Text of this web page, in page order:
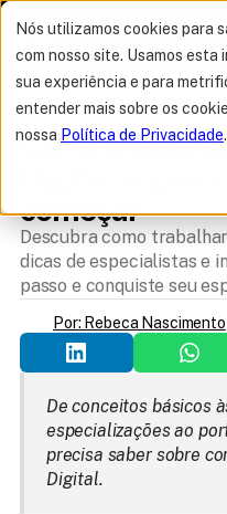
Nós utilizamos cookies para
com nosso site. Usamos
sua experiência e para
entender mais sobre os
nossa Política de Privacidade.
OFERTA DO ANO
Como
Digital: o guia
começar
Descubra como
dicas de especialistas e
passo e conquiste seu
Por: Rebeca Nascimento
De conceitos básicos
especializações ao
precisa saber sobre
Digital.